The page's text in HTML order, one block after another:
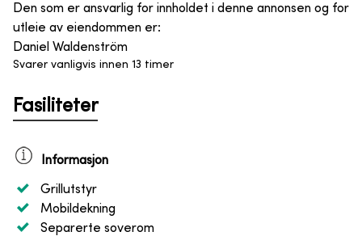
Den som er ansvarlig for innholdet i denne annonsen og for
utleie av eiendommen er:
Daniel Waldenström
Svarer vanligvis innen 13 timer
Fasiliteter
Informasjon
Grillutstyr
Mobildekning
Separerte soverom